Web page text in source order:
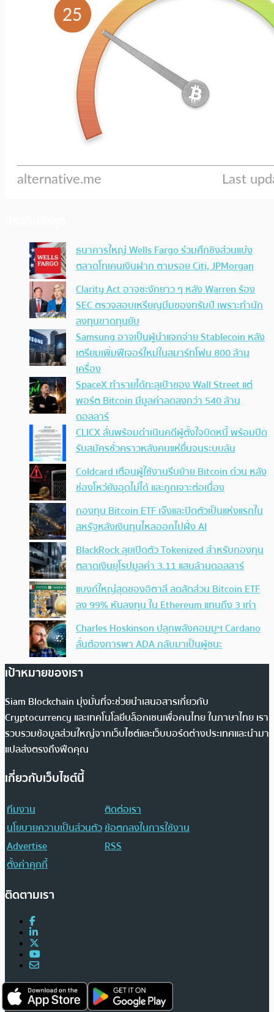
ธนาคารใหญ่ Wells Fargo ร่วมศึกชิงส่วนแบ่ง
ตลาดโทเคนเงินฝาก ตามรอย Citi, JPMorgan
Clarity Act อาจชะงักยาว ๆ หลัง Warren ร้อง
SEC ตรวจสอบเหรียญมีมของทรัมป์ เพราะทำนัก
ลงทุนขาดทุนยับ
Samsung อาจเป็นผู้นำแจกจ่าย Stablecoin หลัง
เตรียมเพิ่มฟีเจอร์ใหม่ในสมาร์ทโฟน 800 ล้าน
เครื่อง
SpaceX ทำรายได้ทะลุเป้าของ Wall Street แต่
พอร์ต Bitcoin มีมูลค่าลดลงกว่า 540 ล้าน
ดอลลาร์
CLICX ลั่นพร้อมดำเนินคดีผู้ตั้งใจบิดหนี้ พร้อมปิด
รับสมัครชั่วคราวหลังคนแห่ยื่นจนระบบล้น
Coldcard เตือนผู้ใช้งานรีบย้าย Bitcoin ด่วน หลัง
ช่องโหว่ยังอุดไม่ได้ และถูกเจาะต่อเนื่อง
กองทุน Bitcoin ETF เจ๊งและปิดตัวเป็นแห่งแรกใน
สหรัฐหลังเงินทุนไหลออกไปฝั่ง AI
BlackRock ลุยเปิดตัว Tokenized สำหรับกองทุน
ตลาดเงินยุโรปมูลค่า 3.11 แสนล้านดอลลาร์
แบงก์ใหญ่สุดของอิตาลี ลดสัดส่วน Bitcoin ETF
ลง 99% หันลงทุน ใน Ethereum แทนถึง 3 เท่า
Charles Hoskinson ปลุกพลังคอมมูฯ Cardano
ลั่นต้องการพา ADA กลับมาเป็นผู้ชนะ
เป้าหมายของเรา
Siam Blockchain มุ่งมั่นที่จะช่วยนำเสนอสารเกี่ยวกับ
Cryptocurrency และเทคโนโลยีบล็อกเชนเพื่อคนไทย ในภาษาไทย เรา
รวบรวมข้อมูลส่วนใหญ่จากเว็บไซต์และเว็บบอร์ดต่างประเทศและนำมา
แปลส่งตรงถึงฟีดคุณ
เกี่ยวกับเว็บไซต์นี้
ทีมงาน
ติดต่อเรา
นโยบายความเป็นส่วนตัวข้อตกลงในการใช้งาน
Advertise
RSS
ตั้งค่าคุกกี้
ติดตามเรา